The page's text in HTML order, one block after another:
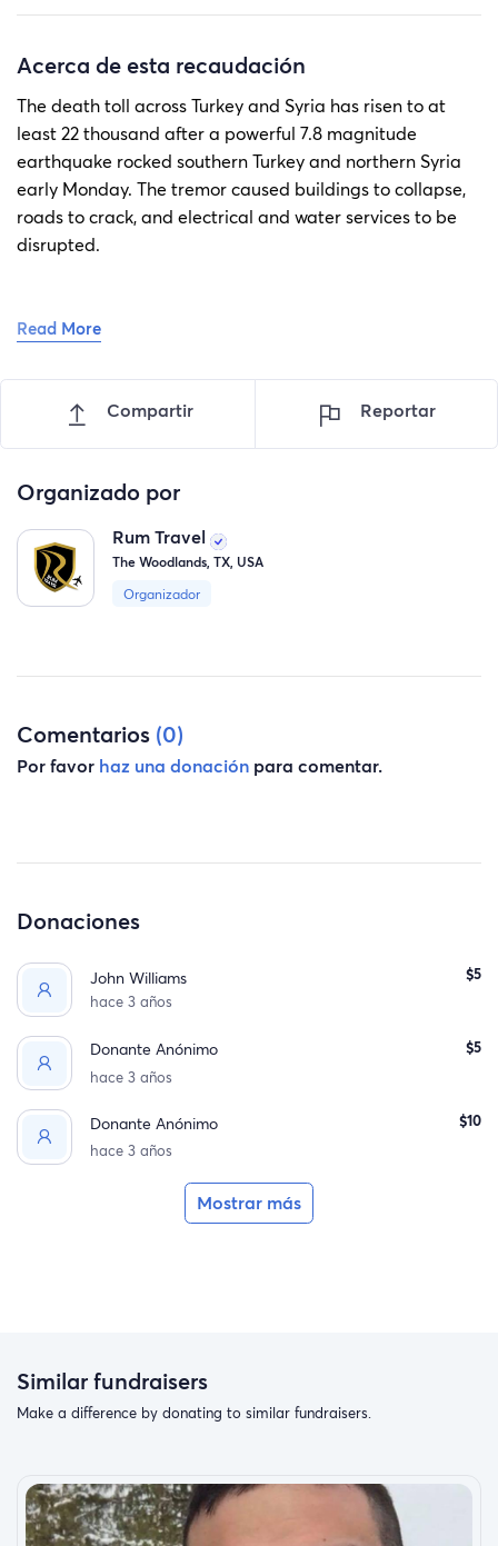
Acerca de esta recaudación
The death toll across Turkey and Syria has risen to at
least 22 thousand after a powerful 7.8 magnitude
earthquake rocked southern Turkey and northern Syria
early Monday. The tremor caused buildings to collapse,
roads to crack, and electrical and water services to be
disrupted.
Every donation counts and can make a significant
The road to recovery will be long and challenging, but
with the global community's support, we can help the
Read More
Compartir Reportar
Organizado por
Rum Travel
The Woodlands, TX, USA
Organizador
Comentarios (0)
Por favor haz una donación para comentar.
Donaciones
John Williams
hace 3 años
$5
Donante Anónimo
hace 3 años
$5
Donante Anónimo
hace 3 años
$10
Mostrar más
Similar fundraisers
Make a difference by donating to similar fundraisers.